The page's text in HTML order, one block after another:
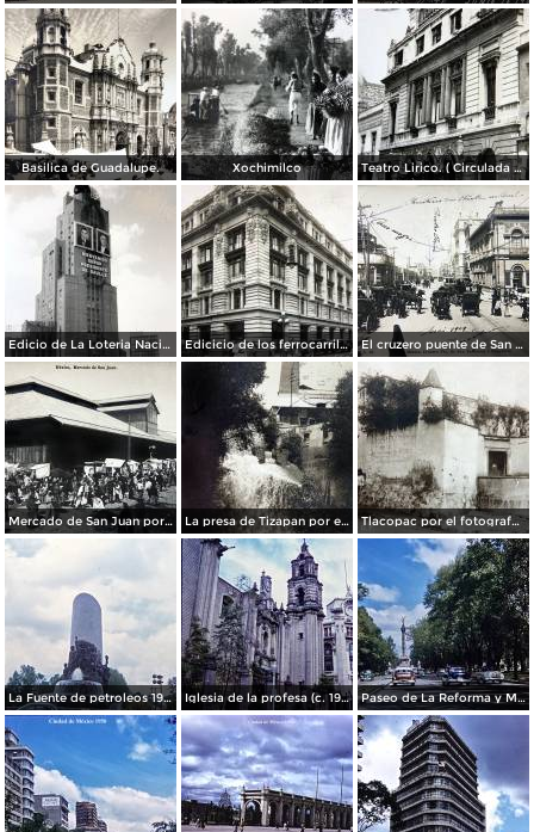
Basilica de Guadalupe. Xochimilco Teatro Lirico. ( Circulada el 1 de Agosto de 1926 ).
Edicio de La Loteria Nacional Ciudad de México Abril de 1964 Edicicio de los ferrocarriles. El cruzero puente de San Francisco y Guardiola por el fotografo Felix Miret.
Mercado de San Juan por el fotografo Felix Miret La presa de Tizapan por el fotografo Fernando Kososky. ( Circulada el 22 de Diembre de 1910 ). Tlacopac por el fotografo Hugo Brehme.
La Fuente de petroleos 1950. Iglesia de la profesa (c. 1950) Paseo de La Reforma y Mto a La Independencia 1950